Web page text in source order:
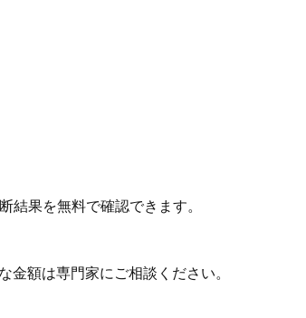
結果を無料で確認できます。
額は専門家にご相談ください。